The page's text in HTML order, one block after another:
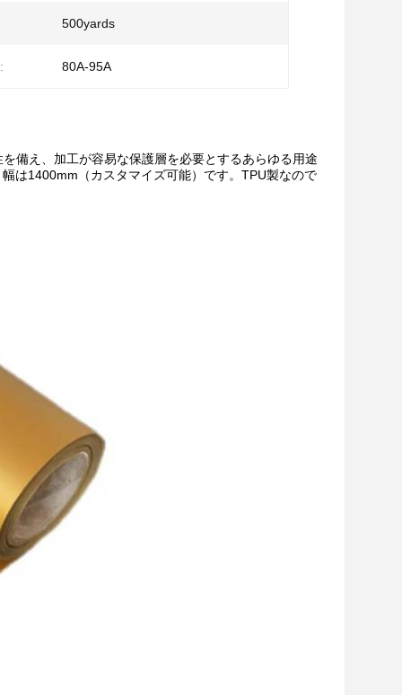
500yards
80A-95A
備え、加工が容易な保護層を必要とするあらゆる用途
は1400mm（カスタマイズ可能）です。TPU製なので